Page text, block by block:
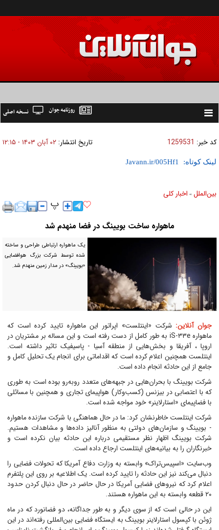
Toggle
نسخه اصلی روزنامه جوان
کد خبر: 1259531 تاریخ انتشار: ۰۲ آبان ۱۴۰۳ - ۱۲:۱۵
لینک کوتاه:
بين‌الملل » اخبار كلی
ماهواره ساخت بویینگ در فضا منهدم شد
یک ماهواره ارتباطی طراحی و ساخته
شده توسط شرکت بزرگ هوافضایی
«بویینگ» در مدار زمین منهدم شد.
جوان آنلاین: شرکت «اینتلست» اپراتور این ماهواره تایید کرده است که
ماهواره iS-۳۳e به طور کامل از دست رفته است و این مساله بر مشتریان در
اروپا ، آفریقا و بخش‌هایی از منطقه آسیا - پاسیفیک تاثیر داشته است.
اینتلست همچنین اعلام کرده است که اقداماتی برای انجام یک تحلیل کامل و
جامع از این حادثه انجام داده است.
شرکت بویینگ با بحران‌هایی در جبهه‌های متعدد روبه‌رو بوده است به طوری
که با اعتصابی در بیزنس (کسب‌وکار) هواپیمای تجاری و همچنین با مسائلی
با فضاپیمای «استارلاینر» خود مواجه شده است.
شرکت اینتلست خاطرنشان کرد: ما در حال هماهنگی با شرکت سازنده ماهواره
- بویینگ و سازمان‌های دولتی به منظور آنالیز داده‌ها و مشاهدات هستیم.
شرکت بویینگ اظهار نظر مستقیمی درباره این حادثه بیان نکرده است و
خبرنگاران را به بیانیه‌های اینتلست ارجاع داده است.
وب‌سایت «اسپیس‌تراک» وابسته به وزارت دفاع آمریکا که تحولات فضایی را
دنبال می‌کند نیز این حادثه را تایید کرده است. یک اطلاعیه بر روی این پلتفرم
اعلام کرد که نیروهای فضایی آمریکا در حال حاضر در حال دنبال کردن حدود
۲۰ قطعه وابسته به این ماهواره هستند.
این در حالی است که از سوی دیگر و به طور جداگانه، دو فضانورد که در ماه
ژوئن با کپسول استارلاینر بویینگ به ایستگاه فضایی بین‌المللی رفته‌اند در این